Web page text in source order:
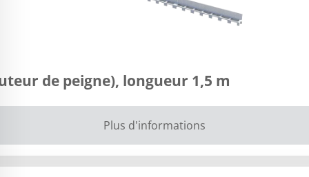
de peigne), longueur 1,5 m
Plus d'informations